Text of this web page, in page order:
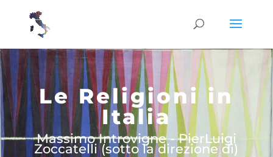
Le Religioni in
Italia
Massimo Introvigne - PierLuigi
Zoccatelli (sotto la direzione di)